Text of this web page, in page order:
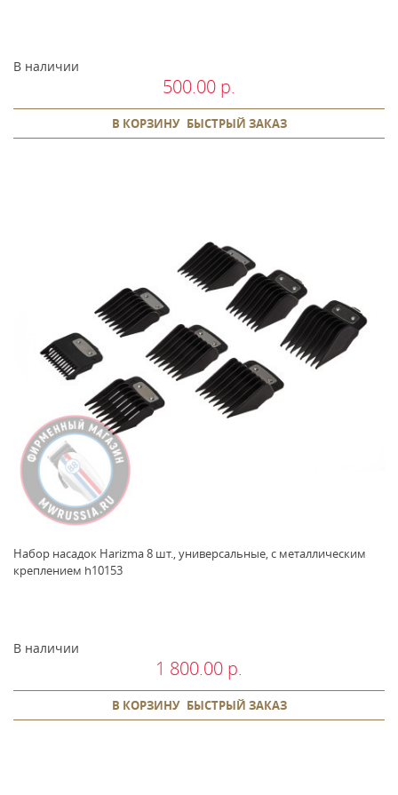
В наличии
500.00 р.
В КОРЗИНУ БЫСТРЫЙ ЗАКАЗ
Набор насадок Harizma 8 шт., универсальные, с металлическим
креплением h10153
В наличии
1 800.00 р.
В КОРЗИНУ БЫСТРЫЙ ЗАКАЗ